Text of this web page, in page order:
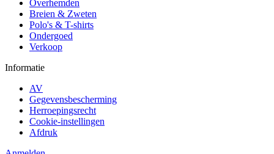
Overhemden
Breien & Zweten
Polo's & T-shirts
Ondergoed
Verkoop
Informatie
AV
Gegevensbescherming
Herroepingsrecht
Cookie-instellingen
Afdruk